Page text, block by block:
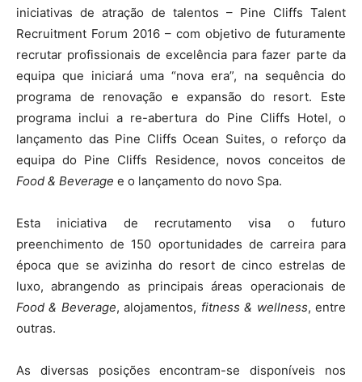
iniciativas de atração de talentos – Pine Cliffs Talent
Recruitment Forum 2016 – com objetivo de futuramente
recrutar profissionais de excelência para fazer parte da
equipa que iniciará uma “nova era”, na sequência do
programa de renovação e expansão do resort. Este
programa inclui a re-abertura do Pine Cliffs Hotel, o
lançamento das Pine Cliffs Ocean Suites, o reforço da
equipa do Pine Cliffs Residence, novos conceitos de
Food & Beverage e o lançamento do novo Spa.
Esta iniciativa de recrutamento visa o futuro
preenchimento de 150 oportunidades de carreira para
época que se avizinha do resort de cinco estrelas de
luxo, abrangendo as principais áreas operacionais de
Food & Beverage, alojamentos, fitness & wellness, entre
outras.
As diversas posições encontram-se disponíveis nos